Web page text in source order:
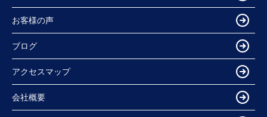
お客様の声
ブログ
アクセスマップ
会社概要